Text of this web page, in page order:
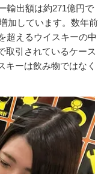
輸出額は約271億円で
加しています。数年前
超えるウイスキーの中
取引されているケース
キーは飲み物ではなく